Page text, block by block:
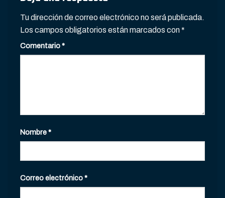
Tu dirección de correo electrónico no será publicada.
Los campos obligatorios están marcados con*
Comentario*
Nombre*
Correo electrónico*